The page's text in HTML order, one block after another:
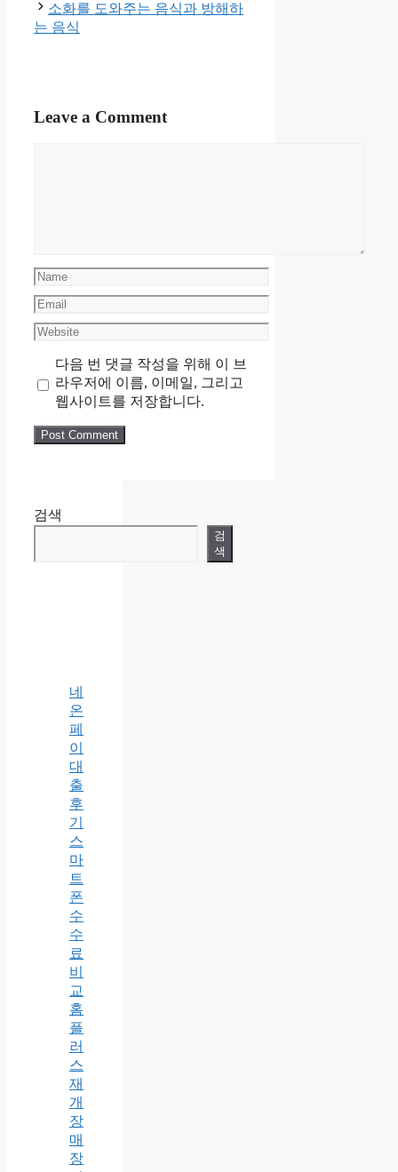
소화를 도와주는 음식과 방해하
는 음식
Leave a Comment
Name
Email
Website
다음 번 댓글 작성을 위해 이 브
라우저에 이름, 이메일, 그리고
웹사이트를 저장합니다.
검색
검
색
네
온
페
이
대
출
후
기
스
마
트
폰
수
수
료
비
교
홈
플
러
스
재
개
장
매
장